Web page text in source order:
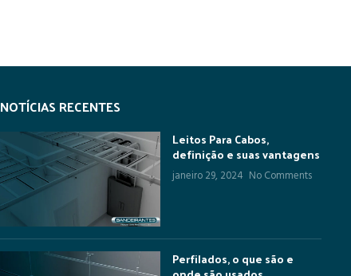
NOTÍCIAS RECENTES
Leitos Para Cabos,
definição e suas vantagens
janeiro 29, 2024 No Comments
Perfilados, o que são e